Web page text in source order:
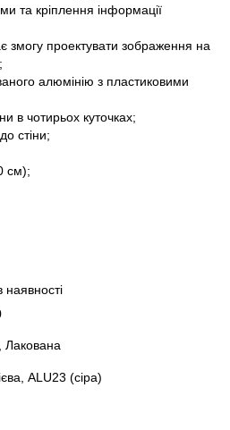
та кріплення інформації
змогу проектувати зображення на
алюмінію з пластиковими
в чотирьох куточках;
стіни;
см);
Лакована
ALU23 (сіра)